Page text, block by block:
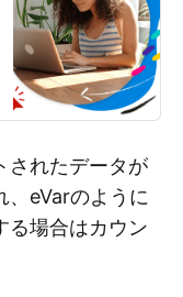
されたデータが
、eVarのように
る場合はカウン